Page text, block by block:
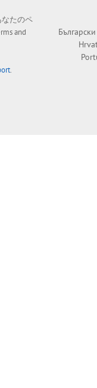
なたのペ
and
.
Български